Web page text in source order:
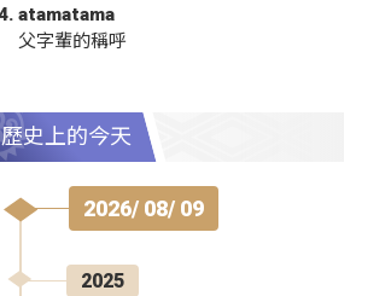
atamatama
父字輩的稱呼
歷史上的今天
2026/ 08/ 09
2025